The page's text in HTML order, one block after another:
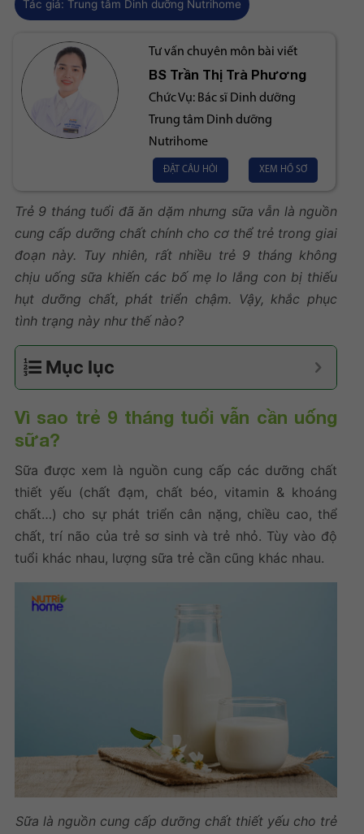
Tác giả: Trung tâm Dinh dưỡng Nutrihome
Tư vấn chuyên môn bài viết
BSTrần Thị Trà Phương
Chức Vụ: Bác sĩ Dinh dưỡng
Trung tâm Dinh dưỡng
Nutrihome
ĐẶT CÂU HỎI XEM HỒ SƠ
Trẻ 9 tháng tuổi đã ăn dặm nhưng sữa vẫn là nguồn
cung cấp dưỡng chất chính cho cơ thể trẻ trong giai
đoạn này. Tuy nhiên, rất nhiều trẻ 9 tháng không
chịu uống sữa khiến các bố mẹ lo lắng con bị thiếu
hụt dưỡng chất, phát triển chậm. Vậy, khắc phục
tình trạng này như thế nào?
Mục lục
Vì sao trẻ 9 tháng tuổi vẫn cần uống
sữa?
Sữa được xem là nguồn cung cấp các dưỡng chất
thiết yếu (chất đạm, chất béo, vitamin & khoáng
chất…) cho sự phát triển cân nặng, chiều cao, thể
chất, trí não của trẻ sơ sinh và trẻ nhỏ. Tùy vào độ
tuổi khác nhau, lượng sữa trẻ cần cũng khác nhau.
Sữa là nguồn cung cấp dưỡng chất thiết yếu cho trẻ